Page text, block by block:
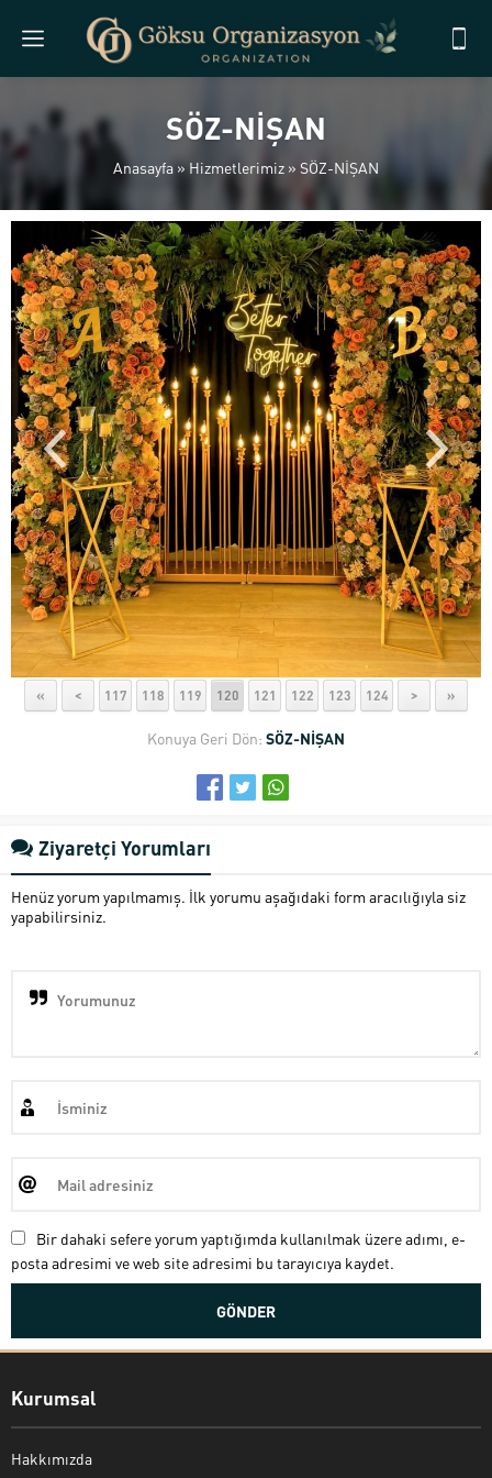
SÖZ-NİŞAN
Anasayfa »Hizmetlerimiz » SÖZ-NİŞAN
« < 117 118 119 120 121 122 123 124 > »
Konuya Geri Dön: SÖZ-NİŞAN
Ziyaretçi Yorumları
Henüz yorum yapılmamış. İlk yorumu aşağıdaki form aracılığıyla siz
yapabilirsiniz.
Bir dahaki sefere yorum yaptığımda kullanılmak üzere adımı, e-
posta adresimi ve web site adresimi bu tarayıcıya kaydet.
Kurumsal
Hakkımızda